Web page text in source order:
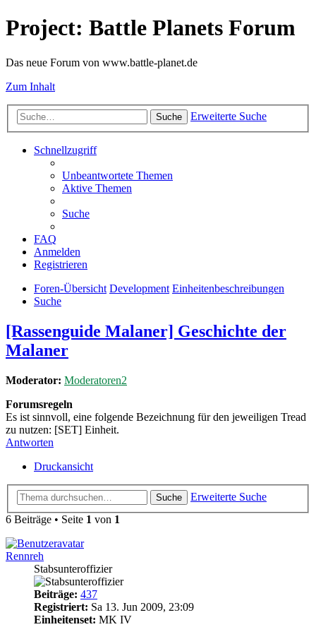
Project: Battle Planets Forum
Das neue Forum von www.battle-planet.de
Zum Inhalt
Suche Erweiterte Suche
Schnellzugriff
Unbeantwortete Themen
Aktive Themen
Suche
FAQ
Anmelden
Registrieren
Foren-Übersicht Development Einheitenbeschreibungen
Suche
[Rassenguide Malaner] Geschichte der
Malaner
Moderator: Moderatoren2
Forumsregeln
Es ist sinnvoll, eine folgende Bezeichnung für den jeweiligen Tread
zu nutzen: [SET] Einheit.
Antworten
Druckansicht
Suche
Erweiterte Suche
6 Beiträge • Seite 1 von 1
Rennreh
Stabsunteroffizier
Beiträge: 437
Registriert: Sa 13. Jun 2009, 23:09
Einheitenset: MK IV